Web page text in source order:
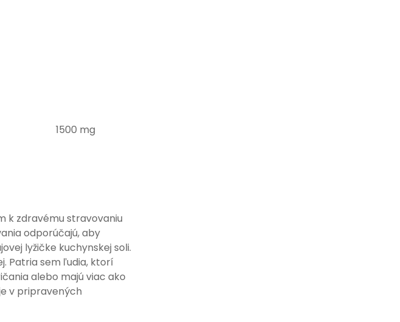
1500 mg
k zdravému stravovaniu
odporúčajú, aby
lyžičke kuchynskej soli.
Patria sem ľudia, ktorí
alebo majú viac ako
v pripravených